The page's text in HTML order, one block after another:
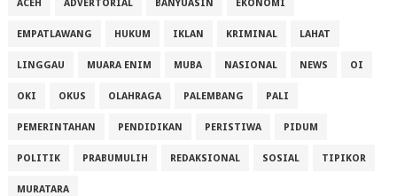
ACEH ADVERTORIAL BANYUASIN EKONOMI
EMPATLAWANG HUKUM IKLAN KRIMINAL LAHAT
LINGGAU MUARA ENIM MUBA NASIONAL NEWS OI
OKI OKUS OLAHRAGA PALEMBANG PALI
PEMERINTAHAN PENDIDIKAN PERISTIWA PIDUM
POLITIK PRABUMULIH REDAKSIONAL SOSIAL TIPIKOR
MURATARA